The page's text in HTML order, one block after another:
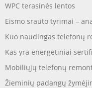
WPC terasinės lentos
Eismo srauto tyrimai –
Kuo naudingas telefonų
Kas yra energetiniai
Mobiliųjų telefonų
Žieminių padangų